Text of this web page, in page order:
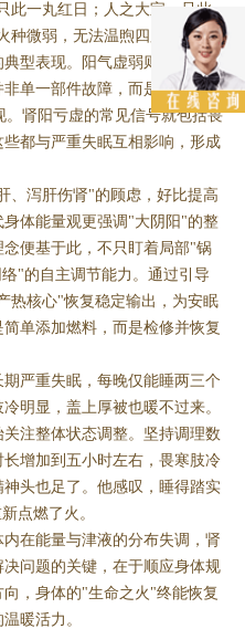
此一丸红日；人之大宝，只此
种微弱，无法温煦四肢百骸。
型表现。阳气虚弱则心神失于
单一部件故障，而是整个"产
肾阳亏虚的常见信号就包括畏
都与严重失眠互相影响，形成
、泻肝伤肾"的顾虑，好比提高
体能量观更强调"大阴阳"的整
便基于此，不只盯着局部"锅
"的自主调节能力。通过引导
热核心"恢复稳定输出，为安眠
单添加燃料，而是检修并恢复
严重失眠，每晚仅能睡两三个
明显，盖上厚被也暖不过来。
注整体状态调整。坚持调理数
增加到五小时左右，畏寒肢冷
头也足了。他感叹，睡得踏实
点燃了火。
在能量与津液的分布失调，肾
问题的关键，在于顺应身体规
，身体的"生命之火"终能恢复
暖活力。